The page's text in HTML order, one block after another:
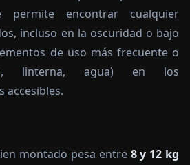
permite encontrar cualquier
incluso en la oscuridad o bajo
de uso más frecuente o
linterna, agua) en los
accesibles.
montado pesa entre 8 y 12 kg